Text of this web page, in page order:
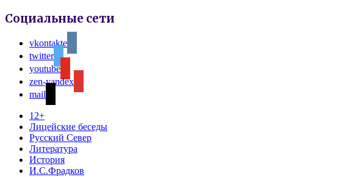
Социальные сети
vkontakte
twitter
youtube
zen-yandex
mail
12+
Лицейские беседы
Русский Север
Литература
История
И.С.Фрадков